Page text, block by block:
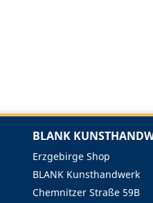
BLANK
Erzgebirge Shop
BLANK Kunsthandwerk
Chemnitzer Straße 59B